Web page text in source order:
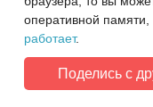
оперативной памяти,
работает.
Поделись с